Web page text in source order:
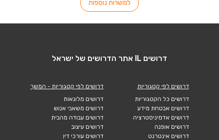
למשרות נוספות
דרושים IL אתר הדרושים של ישראל
דרושים לפי קטגוריות
דרושים כל הקטגוריות
דרושים אבטחת מידע
דרושים אדמיניסטרציה
דרושים אופנה
דרושים אינטרנט
דרושים לפי קטגוריות - המשך
דרושים מלונאות
דרושים משאבי אנוש
דרושים עבודה מהבית
דרושים עיצוב
דרושים עורכי דין